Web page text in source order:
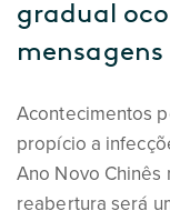
gradual
Acontecimentos
propício a
Ano Novo Chinês
reabertura será